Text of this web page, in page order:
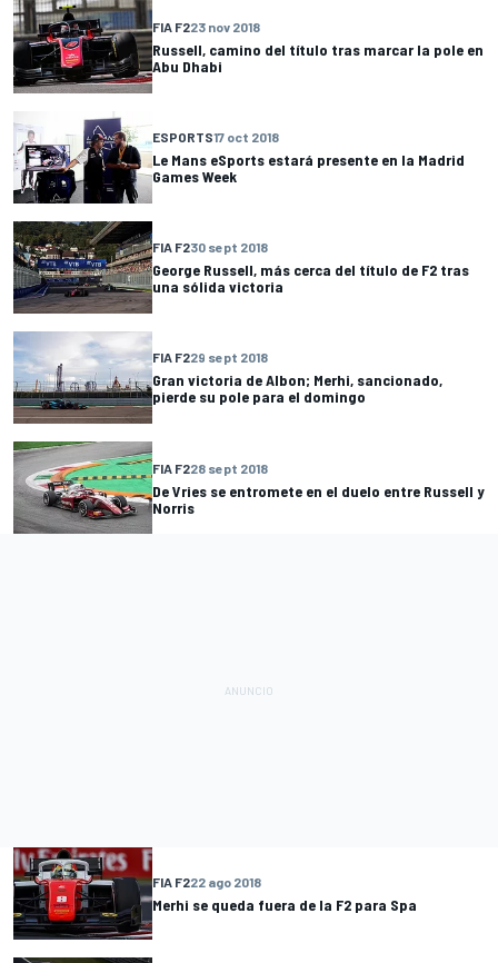
FIA F223 nov 2018
Russell, camino del título tras marcar la pole en
Abu Dhabi
ESPORTS17 oct 2018
Le Mans eSports estará presente en la Madrid
Games Week
FIA F230 sept 2018
George Russell, más cerca del título de F2 tras
una sólida victoria
FIA F229 sept 2018
Gran victoria de Albon; Merhi, sancionado,
pierde su pole para el domingo
FIA F228 sept 2018
De Vries se entromete en el duelo entre Russell y
Norris
FIA F222 ago 2018
Merhi se queda fuera de la F2 para Spa